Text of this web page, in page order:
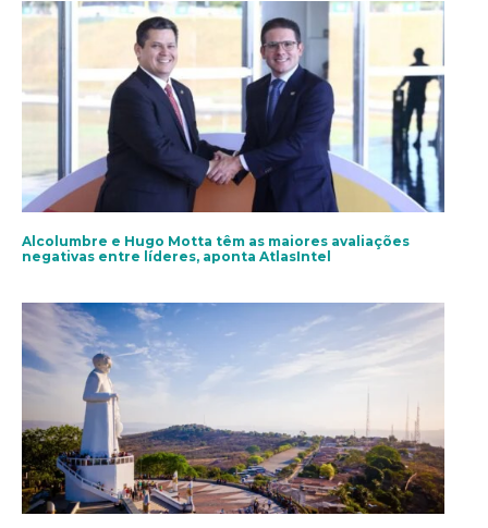
Alcolumbre e Hugo Motta têm as maiores avaliações
negativas entre líderes, aponta AtlasIntel